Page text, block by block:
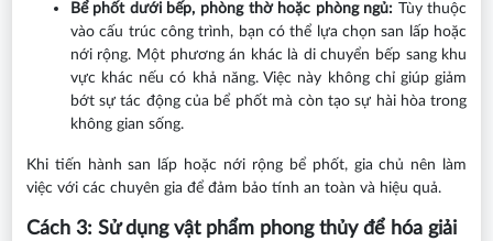
Bể phốt dưới bếp, phòng thờ hoặc phòng ngủ: Tùy thuộc
vào cấu trúc công trình, bạn có thể lựa chọn san lấp hoặc
nới rộng. Một phương án khác là di chuyển bếp sang khu
vực khác nếu có khả năng. Việc này không chỉ giúp giảm
bớt sự tác động của bể phốt mà còn tạo sự hài hòa trong
không gian sống.
Khi tiến hành san lấp hoặc nới rộng bể phốt, gia chủ nên làm
việc với các chuyên gia để đảm bảo tính an toàn và hiệu quả.
Cách 3: Sử dụng vật phẩm phong thủy để hóa giải